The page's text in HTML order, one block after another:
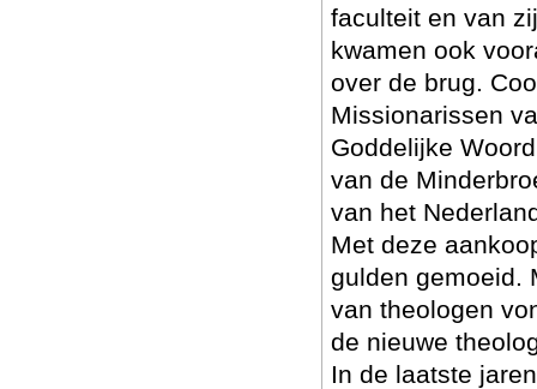
faculteit en van
kwamen ook
over de brug.
Missionarissen
Goddelijke
van de
van het
Met deze
gulden gemoeid.
van theologen
de nieuwe
In de laatste